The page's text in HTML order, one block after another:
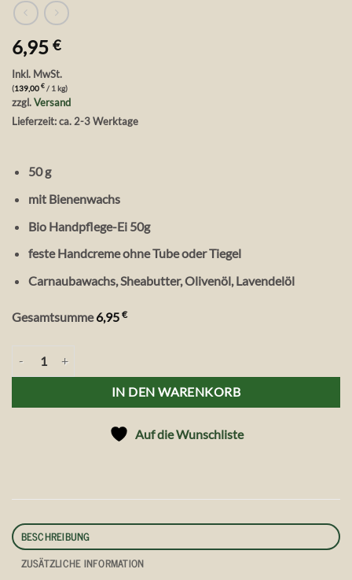
6,95 €
Inkl. MwSt.
(139,00 € / 1 kg)
zzgl.Versand
Lieferzeit: ca. 2-3 Werktage
50 g
mit Bienenwachs
Bio Handpflege-Ei 50g
feste Handcreme ohne Tube oder Tiegel
Carnaubawachs, Sheabutter, Olivenöl, Lavendelöl
Gesamtsumme 6,95 €
Aries Bio Handpflege Ei, 50 g Menge
IN DEN WARENKORB
Auf die Wunschliste
BESCHREIBUNG
ZUSÄTZLICHE INFORMATION